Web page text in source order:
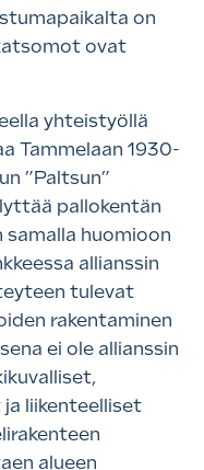
on
ovat
yhteistyöllä
Tammelaan 1930-
”Paltsun”
pallokentän
huomioon
allianssin
tulevat
rakentaminen
ei ole allianssin
liikenteelliset
alueen